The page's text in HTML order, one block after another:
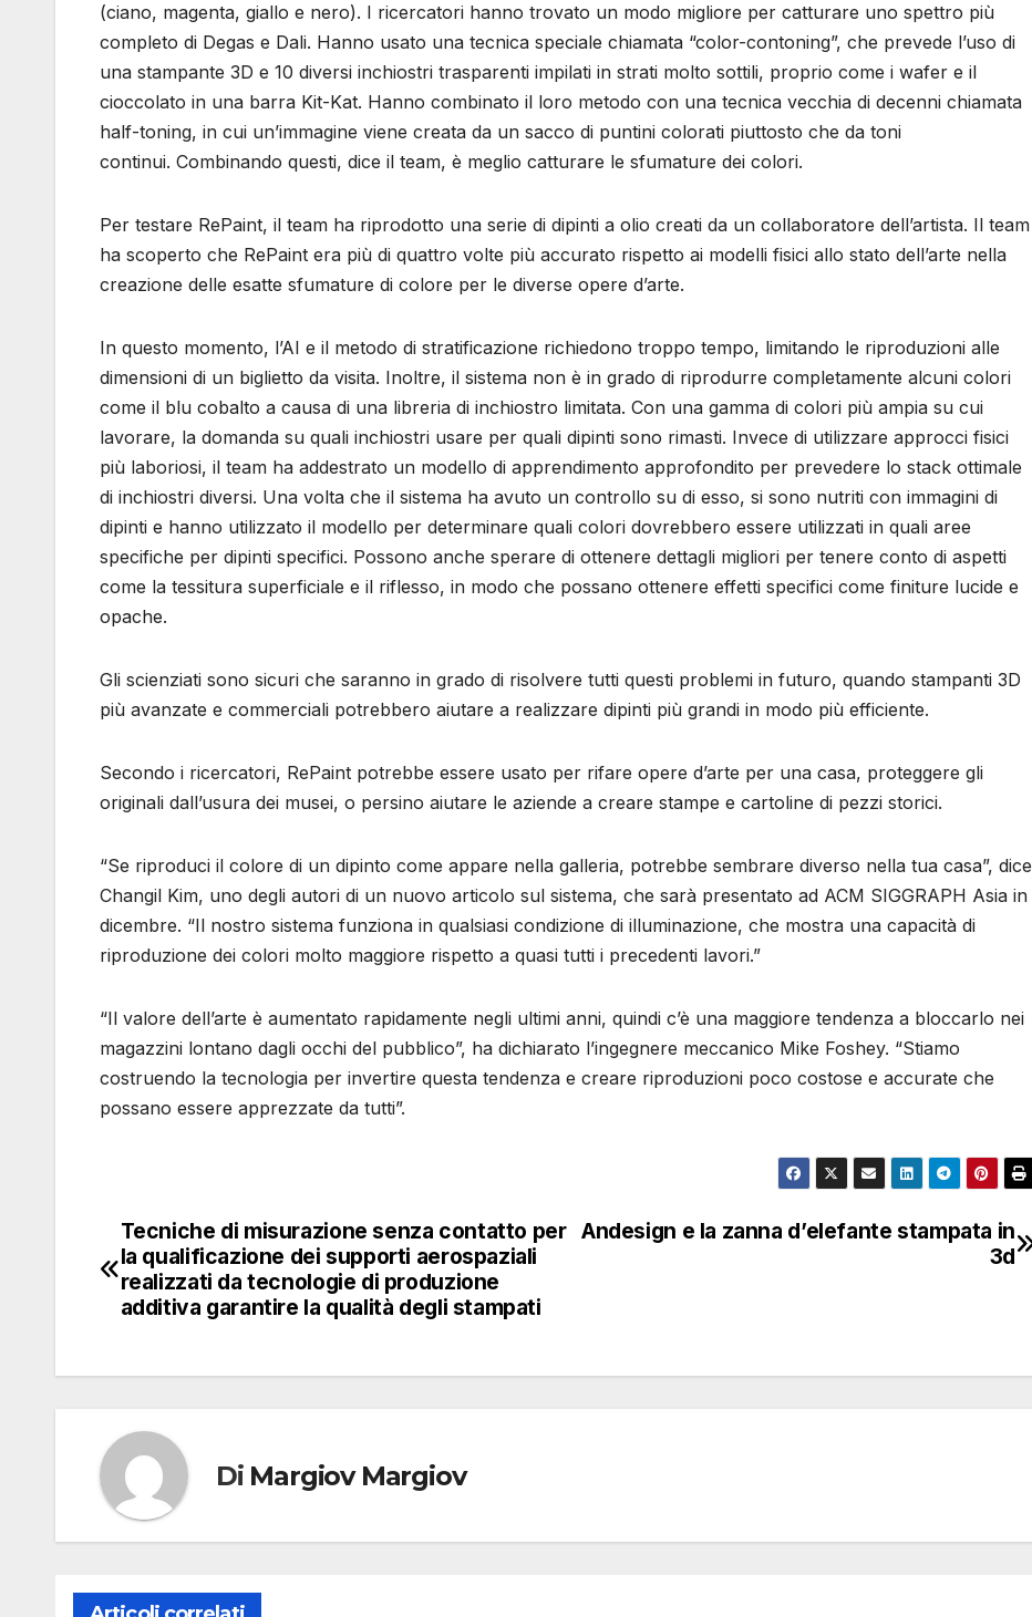
(ciano, magenta, giallo e nero). I ricercatori hanno trovato un modo migliore per catturare uno spettro più
completo di Degas e Dali. Hanno usato una tecnica speciale chiamata “color-contoning”, che prevede l’uso di
una stampante 3D e 10 diversi inchiostri trasparenti impilati in strati molto sottili, proprio come i wafer e il
cioccolato in una barra Kit-Kat. Hanno combinato il loro metodo con una tecnica vecchia di decenni chiamata
half-toning, in cui un’immagine viene creata da un sacco di puntini colorati piuttosto che da toni
continui. Combinando questi, dice il team, è meglio catturare le sfumature dei colori.
Per testare RePaint, il team ha riprodotto una serie di dipinti a olio creati da un collaboratore dell’artista. Il team
ha scoperto che RePaint era più di quattro volte più accurato rispetto ai modelli fisici allo stato dell’arte nella
creazione delle esatte sfumature di colore per le diverse opere d’arte.
In questo momento, l’AI e il metodo di stratificazione richiedono troppo tempo, limitando le riproduzioni alle
dimensioni di un biglietto da visita. Inoltre, il sistema non è in grado di riprodurre completamente alcuni colori
come il blu cobalto a causa di una libreria di inchiostro limitata. Con una gamma di colori più ampia su cui
lavorare, la domanda su quali inchiostri usare per quali dipinti sono rimasti. Invece di utilizzare approcci fisici
più laboriosi, il team ha addestrato un modello di apprendimento approfondito per prevedere lo stack ottimale
di inchiostri diversi. Una volta che il sistema ha avuto un controllo su di esso, si sono nutriti con immagini di
dipinti e hanno utilizzato il modello per determinare quali colori dovrebbero essere utilizzati in quali aree
specifiche per dipinti specifici. Possono anche sperare di ottenere dettagli migliori per tenere conto di aspetti
come la tessitura superficiale e il riflesso, in modo che possano ottenere effetti specifici come finiture lucide e
opache.
Gli scienziati sono sicuri che saranno in grado di risolvere tutti questi problemi in futuro, quando stampanti 3D
più avanzate e commerciali potrebbero aiutare a realizzare dipinti più grandi in modo più efficiente.
Secondo i ricercatori, RePaint potrebbe essere usato per rifare opere d’arte per una casa, proteggere gli
originali dall’usura dei musei, o persino aiutare le aziende a creare stampe e cartoline di pezzi storici.
“Se riproduci il colore di un dipinto come appare nella galleria, potrebbe sembrare diverso nella tua casa”, dice
Changil Kim, uno degli autori di un nuovo articolo sul sistema, che sarà presentato ad ACM SIGGRAPH Asia in
dicembre. “Il nostro sistema funziona in qualsiasi condizione di illuminazione, che mostra una capacità di
riproduzione dei colori molto maggiore rispetto a quasi tutti i precedenti lavori.”
“Il valore dell’arte è aumentato rapidamente negli ultimi anni, quindi c’è una maggiore tendenza a bloccarlo nei
magazzini lontano dagli occhi del pubblico”, ha dichiarato l’ingegnere meccanico Mike Foshey. “Stiamo
costruendo la tecnologia per invertire questa tendenza e creare riproduzioni poco costose e accurate che
possano essere apprezzate da tutti”.
Navigazione
articoli
Andesign e la zanna d’elefante stampata in
3d
Tecniche di misurazione senza contatto per
la qualificazione dei supporti aerospaziali
realizzati da tecnologie di produzione
additiva garantire la qualità degli stampati
Di Margiov Margiov